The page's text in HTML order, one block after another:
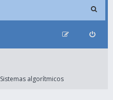
Sistemas algorítmicos